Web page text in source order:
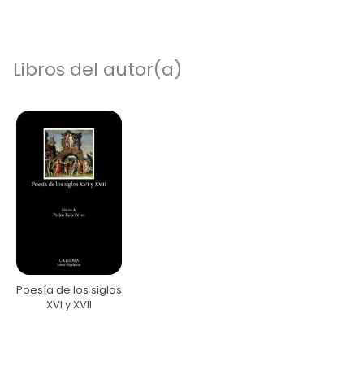
Libros del autor(a)
Poesía de los siglos
XVI y XVII